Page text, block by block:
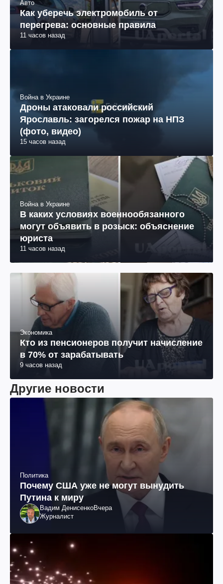
Авто
Как уберечь электромобиль от
перегрева: основные правила
11 часов назад
Война в Украине
Дроны атаковали российский
Ярославль: загорелся пожар на НПЗ
(фото, видео)
15 часов назад
Война в Украине
В каких условиях военнообязанного
могут объявить в розыск: объяснение
юриста
11 часов назад
Экономика
Кто из пенсионеров получит начисление
в 70% от зарабатывать
9 часов назад
Другие новости
Политика
Почему США уже не могут вынудить
Путина к миру
Вадим ДенисенкоВчера
Журналист